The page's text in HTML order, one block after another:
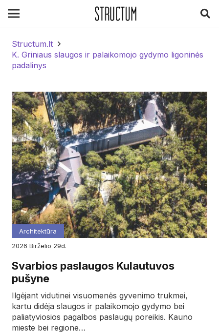
Structum.lt
K. Griniaus slaugos ir palaikomojo gydymo ligoninės
padalinys
Architektūra
2026
birželio 29d.
Svarbios paslaugos Kulautuvos
pušyne
Ilgėjant vidutinei visuomenės gyvenimo trukmei,
kartu didėja slaugos ir palaikomojo gydymo bei
paliatyviosios pagalbos paslaugų poreikis. Kauno
mieste bei regione…